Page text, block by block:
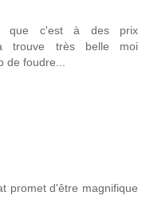
que c'est à des prix
trouve très belle moi
foudre...
promet d'être magnifique